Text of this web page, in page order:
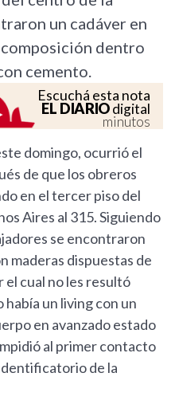
un cadáver en
dentro
cemento.
Escuchá esta nota
EL DIARIOdigital
minutos
domingo, ocurrió el
de que los obreros
en el tercer piso del
Aires al 315. Siguiendo
se encontraron
maderas dispuestas de
el cual no les resultó
un living con un
en avanzado estado
al primer contacto
de la